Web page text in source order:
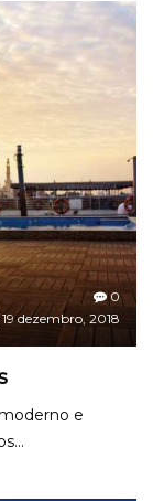
0
19 dezembro, 2018
e